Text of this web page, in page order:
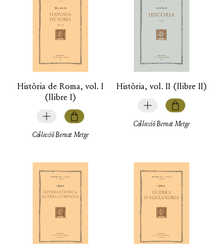
Història de Roma, vol. I
(llibre I)
Col·lecció Bernat Metge
Història, vol. II (llibre II)
Col·lecció Bernat Metge